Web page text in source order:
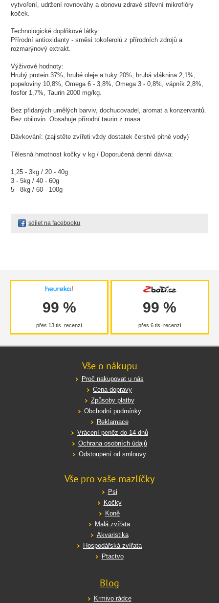
vytvoření, udržení rovnováhy a obnovu zdravé střevní mikroflóry
koček.
Technologické doplňkové látky:
Přírodní antioxidanty - směsi tokoferolů z přírodních zdrojů a
rozmarýnový extrakt.
Výživové hodnoty:
Hrubý protein 37%, hrubé oleje a tuky 20%, hrubá vláknina 2,1%,
popeloviny 10,8%, Omega 6 - 3,8%, Omega 3 - 0,8%, vápník 2,8%,
fosfor 1,7%, Taurin 2000 mg/kg.
Bez přidaných umělých barviv, dochucovadel, aromat a konzervantů.
Bez obilovin. Obsahuje přírodní taurin z masa.
Dávkování: (zajistěte zvířeti vždy dostatek čerstvé pitné vody)
Tělesná hmotnost kočky v kg / Doporučená denní dávka:
1,25 - 3kg / 20 - 40g
3 - 5kg / 40 - 60g
5 - 8kg / 60 - 100g
sdílet na facebooku
99 %
přes 13 tis. recenzí
99 %
přes 6 tis. recenzí
Vše o nákupu
Proč nakupovat u nás
Cena dopravy
Způsoby platby
Obchodní podmínky
Reklamace
Vrácení peněz do 14 dnů
Ochrana osobních údajů
Odstoupení od smlouvy
Vše pro vaše mazlíčky
Psi
Kočky
Koně
Malá zvířata
Akvaristika
Hospodářská zvířata
Ptactvo
Blog
Krmivo rádce